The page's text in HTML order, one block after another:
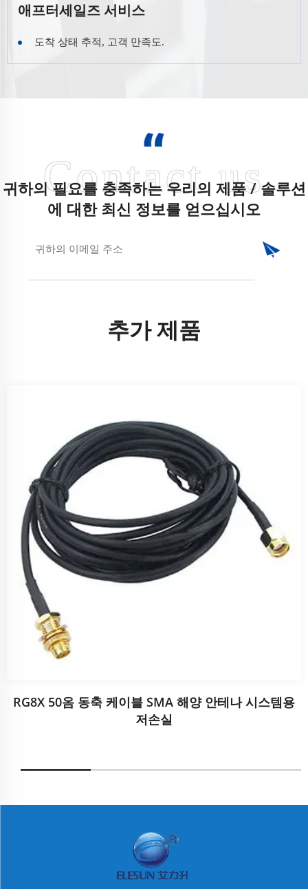
애프터세일즈 서비스
도착 상태 추적, 고객 만족도.
귀하의 필요를 충족하는 우리의 제품 / 솔루션
에 대한 최신 정보를 얻으십시오
추가 제품
RG8X 50옴 동축 케이블 SMA 해양 안테나 시스템용
저손실